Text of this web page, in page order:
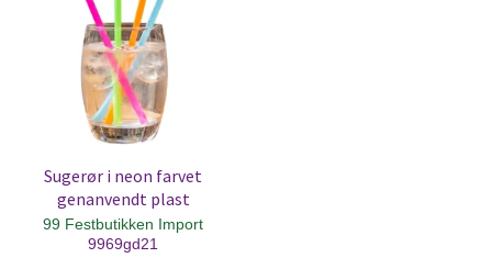
Sugerør i neon farvet
genanvendt plast
99 Festbutikken Import
9969gd21